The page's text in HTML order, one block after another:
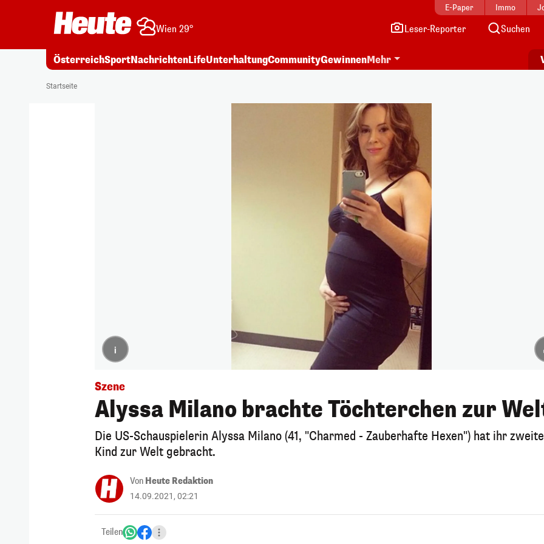
E-Paper Immo
Wien 29° Leser-Reporter Suchen
ÖsterreichSportNachrichtenLifeUnterhaltungCommunityGewinnenMehr
Startseite
i
Szene
Alyssa Milano brachte Töchterchen zur
Die US-Schauspielerin Alyssa Milano (41, "Charmed - Zauberhafte Hexen") hat ihr
Kind zur Welt gebracht.
Von Heute Redaktion
14.09.2021, 02:21
Teilen